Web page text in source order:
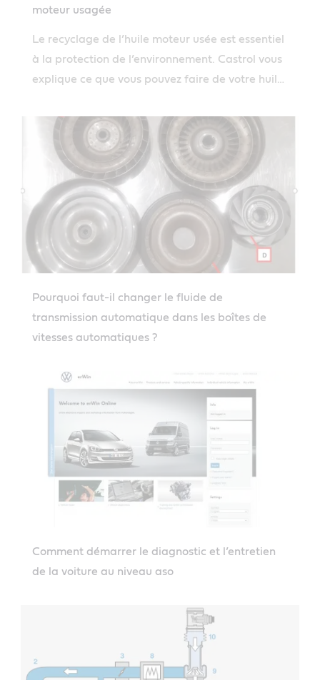
moteur usagée
Le recyclage de l’huile moteur usée est essentiel
à la protection de l’environnement. Castrol vous
explique ce que vous pouvez faire de votre huile
Pourquoi faut-il changer le fluide de
transmission automatique dans les boîtes de
vitesses automatiques ?
Comment démarrer le diagnostic et l’entretien
de la voiture au niveau aso